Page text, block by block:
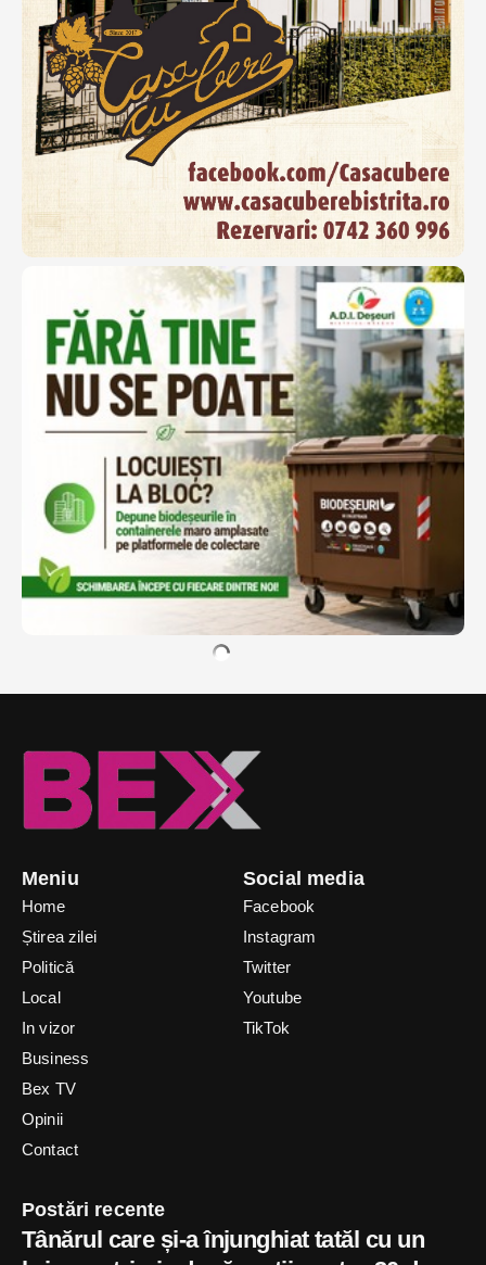
Meniu
Home
Știrea zilei
Politică
Local
In vizor
Business
Bex TV
Opinii
Contact
Social media
Facebook
Instagram
Twitter
Youtube
TikTok
Postări recente
Tânărul care și-a înjunghiat tatăl cu un